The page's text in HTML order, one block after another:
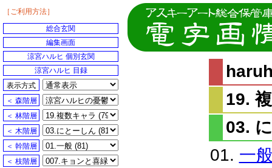
19.
03.
01. 一
［ご利用方法］
総合玄関
編集画面
涼宮ハルヒ 個別玄関
涼宮ハルヒ 目録
表示方式
＜ 森階層
＜ 林階層
＜ 木階層
＜ 幹階層
＜ 枝階層